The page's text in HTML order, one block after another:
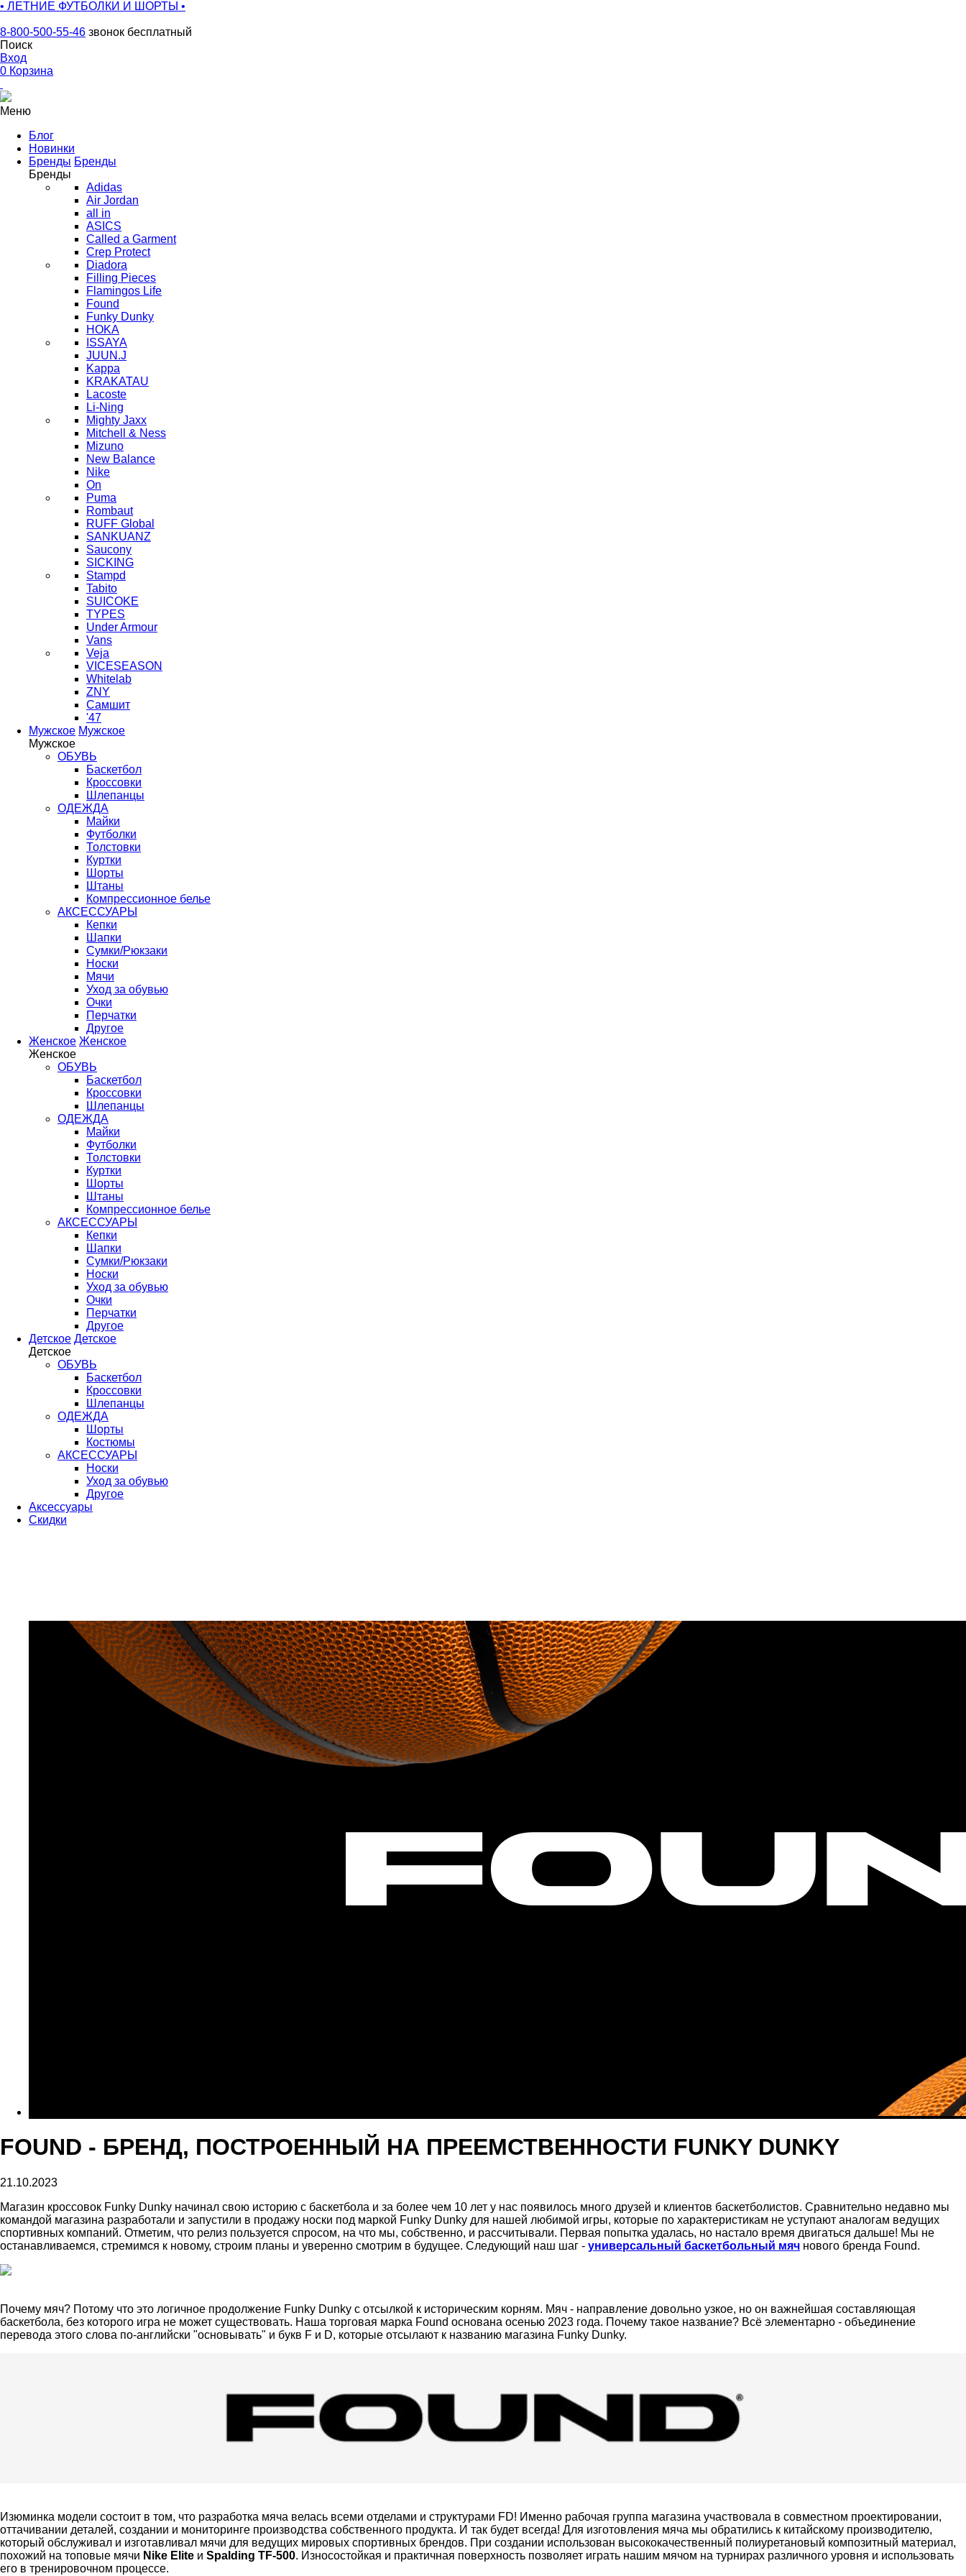
• ЛЕТНИЕ ФУТБОЛКИ И ШОРТЫ •
8-800-500-55-46 звонок бесплатный
Поиск
Вход
0 Корзина
Меню
Блог
Новинки
Бренды Бренды
Бренды
Adidas
Air Jordan
all in
ASICS
Called a Garment
Crep Protect
Diadora
Filling Pieces
Flamingos Life
Found
Funky Dunky
HOKA
ISSAYA
JUUN.J
Kappa
KRAKATAU
Lacoste
Li-Ning
Mighty Jaxx
Mitchell & Ness
Mizuno
New Balance
Nike
On
Puma
Rombaut
RUFF Global
SANKUANZ
Saucony
SICKING
Stampd
Tabito
SUICOKE
TYPES
Under Armour
Vans
Veja
VICESEASON
Whitelab
ZNY
Самшит
'47
Мужское Мужское
Мужское
ОБУВЬ
Баскетбол
Кроссовки
Шлепанцы
ОДЕЖДА
Майки
Футболки
Толстовки
Куртки
Шорты
Штаны
Компрессионное белье
АКСЕССУАРЫ
Кепки
Шапки
Сумки/Рюкзаки
Носки
Мячи
Уход за обувью
Очки
Перчатки
Другое
Женское Женское
Женское
ОБУВЬ
Баскетбол
Кроссовки
Шлепанцы
ОДЕЖДА
Майки
Футболки
Толстовки
Куртки
Шорты
Штаны
Компрессионное белье
АКСЕССУАРЫ
Кепки
Шапки
Сумки/Рюкзаки
Носки
Уход за обувью
Очки
Перчатки
Другое
Детское Детское
Детское
ОБУВЬ
Баскетбол
Кроссовки
Шлепанцы
ОДЕЖДА
Шорты
Костюмы
АКСЕССУАРЫ
Носки
Уход за обувью
Другое
Аксессуары
Скидки
FOUND - БРЕНД, ПОСТРОЕННЫЙ НА ПРЕЕМСТВЕННОСТИ FUNKY DUNKY
21.10.2023
Магазин кроссовок Funky Dunky начинал свою историю с баскетбола и за более чем 10 лет у нас появилось много друзей и клиентов баскетболистов. Сравнительно недавно мы
командой магазина разработали и запустили в продажу носки под маркой Funky Dunky для нашей любимой игры, которые по характеристикам не уступают аналогам ведущих
спортивных компаний. Отметим, что релиз пользуется спросом, на что мы, собственно, и рассчитывали. Первая попытка удалась, но настало время двигаться дальше! Мы не
останавливаемся, стремимся к новому, строим планы и уверенно смотрим в будущее. Следующий наш шаг - универсальный баскетбольный мяч нового бренда Found.
Почему мяч? Потому что это логичное продолжение Funky Dunky с отсылкой к историческим корням. Мяч - направление довольно узкое, но он важнейшая составляющая
баскетбола, без которого игра не может существовать. Наша торговая марка Found основана осенью 2023 года. Почему такое название? Всё элементарно - объединение
перевода этого слова по-английски "основывать" и букв F и D, которые отсылают к названию магазина Funky Dunky.
Изюминка модели состоит в том, что разработка мяча велась всеми отделами и структурами FD! Именно рабочая группа магазина участвовала в совместном проектировании,
оттачивании деталей, создании и мониторинге производства собственного продукта. И так будет всегда! Для изготовления мяча мы обратились к китайскому производителю,
который обслуживал и изготавливал мячи для ведущих мировых спортивных брендов. При создании использован высококачественный полиуретановый композитный материал,
похожий на топовые мячи Nike Elite и Spalding TF-500. Износостойкая и практичная поверхность позволяет играть нашим мячом на турнирах различного уровня и использовать
его в тренировочном процессе.